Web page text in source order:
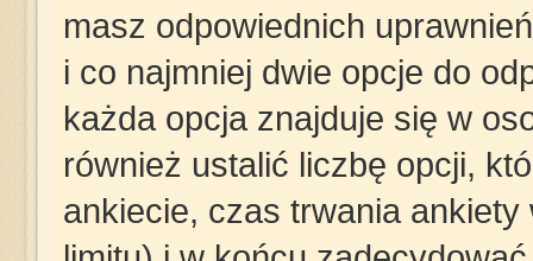
masz odpowiednich
i co najmniej dwie opcje do
każda opcja znajduje się w
również ustalić liczbę opcji,
ankiecie, czas trwania